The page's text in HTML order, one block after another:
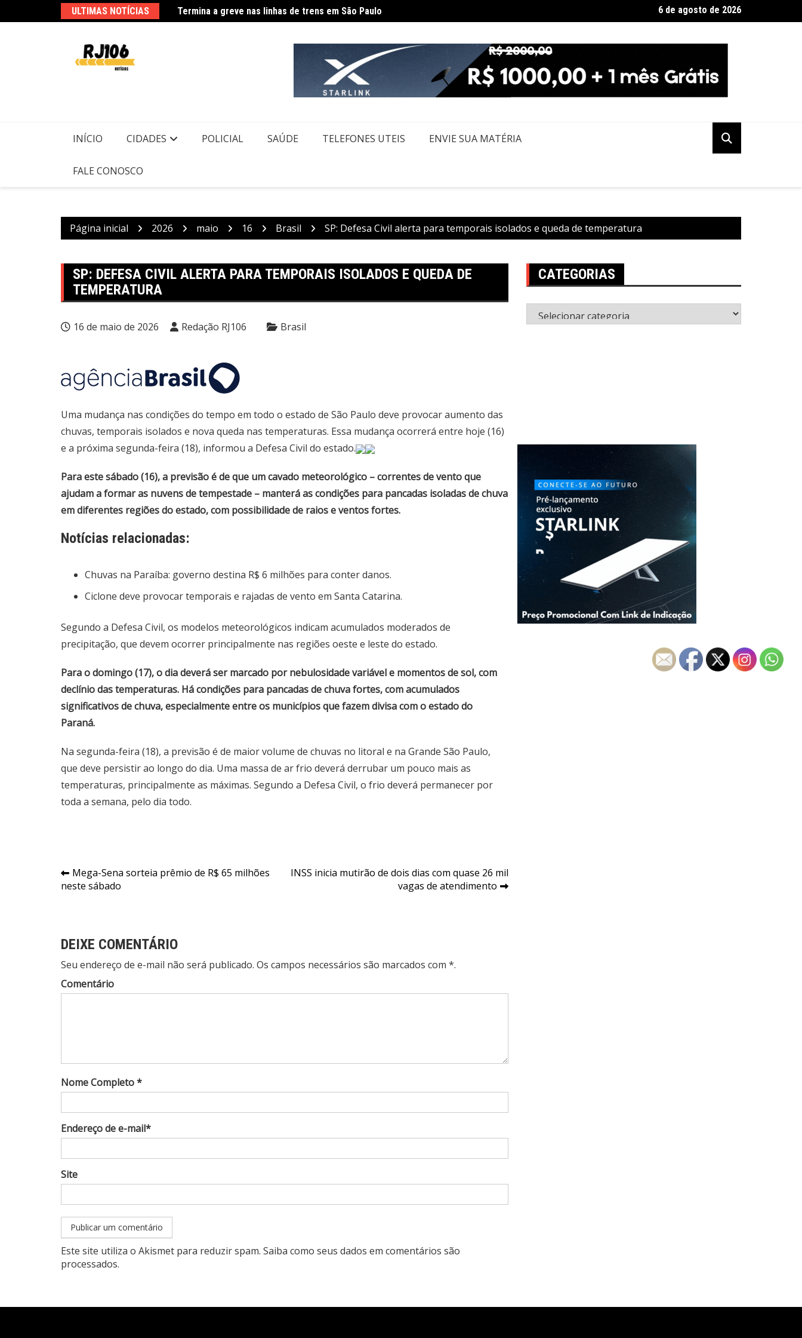
para
ULTIMAS NOTÍCIAS Governo de SP diz que não haverá demissões de funcionários da CPTM
6 de agosto de 2026
INÍCIO CIDADES POLICIAL SAÚDE TELEFONES UTEIS ENVIE SUA MATÉRIA
FALE CONOSCO
Página inicial 2026 maio 16 Brasil SP: Defesa Civil alerta para temporais isolados e queda de temperatura
SP: DEFESA CIVIL ALERTA PARA TEMPORAIS ISOLADOS E QUEDA DE
TEMPERATURA
16 de maio de 2026 Redação RJ106 Brasil
Uma mudança nas condições do tempo em todo o estado de São Paulo deve provocar aumento das
chuvas, temporais isolados e nova queda nas temperaturas. Essa mudança ocorrerá entre hoje (16)
e a próxima segunda-feira (18), informou a Defesa Civil do estado.
Para este sábado (16), a previsão é de que um cavado meteorológico – correntes de vento que
ajudam a formar as nuvens de tempestade – manterá as condições para pancadas isoladas de chuva
em diferentes regiões do estado, com possibilidade de raios e ventos fortes.
Notícias relacionadas:
Chuvas na Paraíba: governo destina R$ 6 milhões para conter danos.
Ciclone deve provocar temporais e rajadas de vento em Santa Catarina.
Segundo a Defesa Civil, os modelos meteorológicos indicam acumulados moderados de
precipitação, que devem ocorrer principalmente nas regiões oeste e leste do estado.
Para o domingo (17), o dia deverá ser marcado por nebulosidade variável e momentos de sol, com
declínio das temperaturas. Há condições para pancadas de chuva fortes, com acumulados
significativos de chuva, especialmente entre os municípios que fazem divisa com o estado do
Paraná.
Na segunda-feira (18), a previsão é de maior volume de chuvas no litoral e na Grande São Paulo,
que deve persistir ao longo do dia. Uma massa de ar frio deverá derrubar um pouco mais as
temperaturas, principalmente as máximas. Segundo a Defesa Civil, o frio deverá permanecer por
toda a semana, pelo dia todo.
Navegação
de
Mega-Sena sorteia prêmio de R$ 65 milhões
neste sábado
INSS inicia mutirão de dois dias com quase 26 mil
vagas de atendimento
DEIXE COMENTÁRIO
Seu endereço de e-mail não será publicado. Os campos necessários são marcados com *.
Comentário
Nome Completo *
Endereço de e-mail*
Site
Este site utiliza o Akismet para reduzir spam. Saiba como seus dados em comentários são
processados.
CATEGORIAS
Categorias